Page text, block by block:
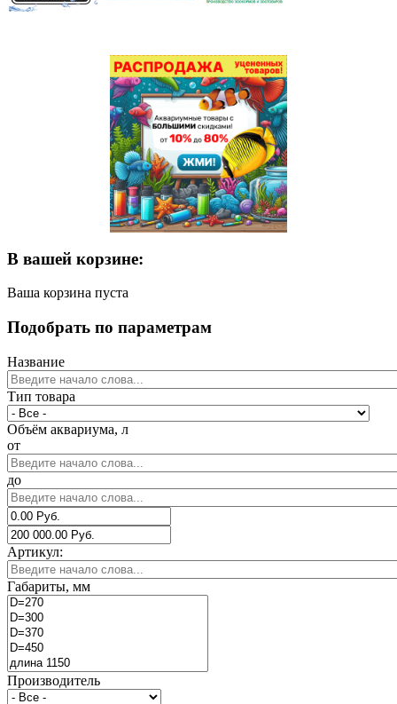
В вашей корзине:
Ваша корзина пуста
Подобрать по параметрам
Название
Тип товара
Объём аквариума, л
от
до
Артикул:
Габариты, мм
Производитель